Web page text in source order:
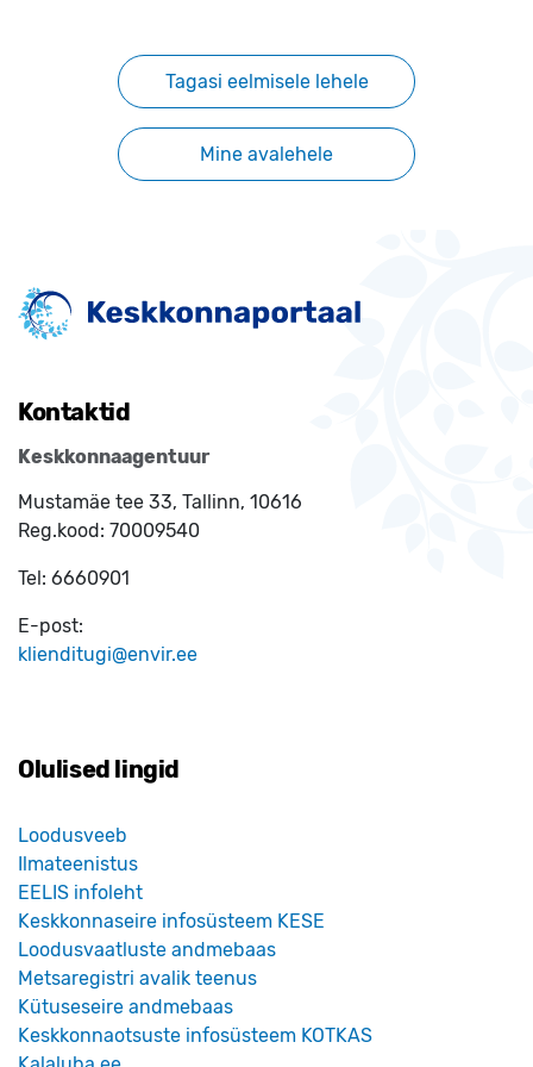
Tagasi eelmisele lehele
Mine avalehele
Kontaktid
Keskkonnaagentuur
Mustamäe tee 33, Tallinn, 10616
Reg.kood: 70009540
Tel: 6660901
E-post:
klienditugi@envir.ee
Olulised lingid
Loodusveeb
Ilmateenistus
EELIS infoleht
Keskkonnaseire infosüsteem KESE
Loodusvaatluste andmebaas
Metsaregistri avalik teenus
Kütuseseire andmebaas
Keskkonnaotsuste infosüsteem KOTKAS